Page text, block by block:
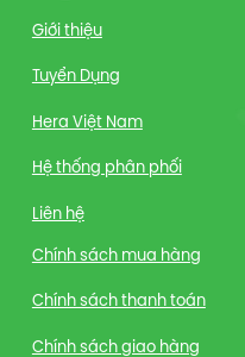
Giới thiệu
Tuyển Dụng
Hera Việt Nam
Hệ thống phân phối
Liên hệ
Chính sách mua hàng
Chính sách thanh toán
Chính sách giao hàng